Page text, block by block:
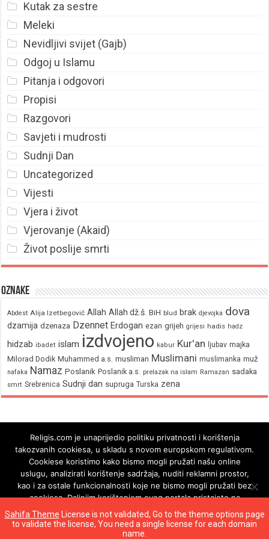
Kutak za sestre
Meleki
Nevidljivi svijet (Gajb)
Odgoj u Islamu
Pitanja i odgovori
Propisi
Razgovori
Savjeti i mudrosti
Sudnji Dan
Uncategorized
Vijesti
Vjera i život
Vjerovanje (Akaid)
Život poslije smrti
Oznake
Abdest Alija Izetbegović Allah Allah dž.š. BiH blud brak djevojka dova
dzamija dzenaza Dzennet Erdogan ezan grijeh grijesi hadis hadz
hidzab ibadet islam izdvojeno kabur Kur'an ljubav majka
Milorad Dodik Muhammed a.s. musliman Muslimani muslimanka muž
nafaka Namaz Poslanik Poslanik a.s. prelazak na islam Ramazan sadaka
smrt Srebrenica Sudnji dan supruga Turska zena
© Copyright 2026, All Rights Reserved
Sahifa Theme License is not validated, Go to the theme options page
to validate the license, You need a single license for each domain
name.
Religis.com je unaprijedio politiku privatnosti i korištenja
takozvanih cookiesa, u skladu s novom europskom regulativom.
Cookiese koristimo kako bismo mogli pružati našu online
uslugu, analizirati korištenje sadržaja, nuditi reklamni prostor,
kao i za ostale funkcionalnosti koje ne bismo mogli pružati bez
cookiesa. Daljnjim korištenjem ovog portala pristajete na
korištenje cookiesa.
Ok